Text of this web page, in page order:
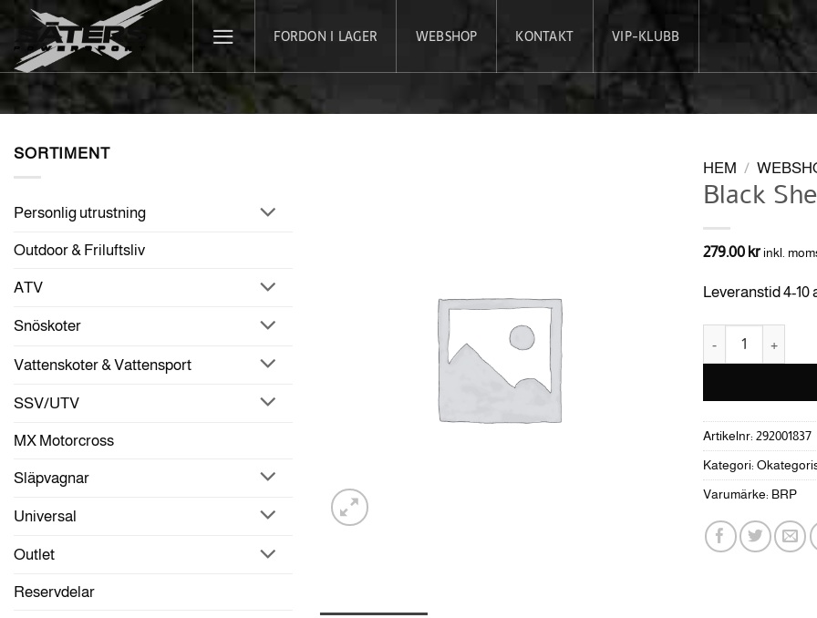
to
content
FORDON I LAGER WEBSHOP KONTAKT VIP-KLUBB
SORTIMENT
Personlig utrustning
Outdoor & Friluftsliv
ATV
Snöskoter
Vattenskoter & Vattensport
SSV/UTV
MX Motorcross
Släpvagnar
Universal
Outlet
Reservdelar
HEM /
Black
279.00 kr inkl.
Leveranstid 4-10
Artikelnr: 292001837
Kategori:
Varumärke: BRP